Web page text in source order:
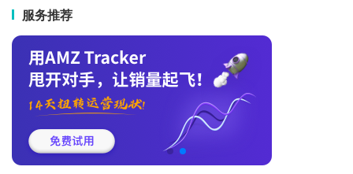
服务推荐